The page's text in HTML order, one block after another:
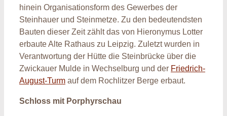
hinein Organisationsform des Gewerbes der
Steinhauer und Steinmetze. Zu den bedeutendsten
Bauten dieser Zeit zählt das von Hieronymus Lotter
erbaute Alte Rathaus zu Leipzig. Zuletzt wurden in
Verantwortung der Hütte die Steinbrücke über die
Zwickauer Mulde in Wechselburg und der Friedrich-
August-Turm auf dem Rochlitzer Berge erbaut.
Schloss mit Porphyrschau